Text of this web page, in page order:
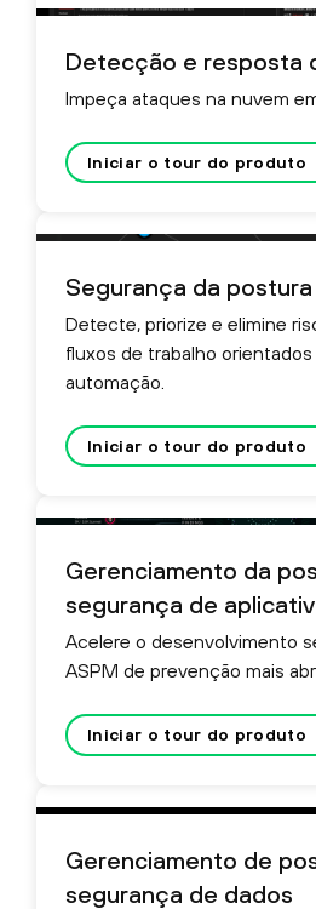
Detecção e resposta
Impeça ataques na nuvem
Iniciar o tour do produto
Segurança da postura
Detecte, priorize e elimine
fluxos de trabalho orientados
automação.
Iniciar o tour do produto
Gerenciamento da
segurança de
Acelere o desenvolvimento
ASPM de prevenção mais
Iniciar o tour do produto
Gerenciamento de
segurança de dados